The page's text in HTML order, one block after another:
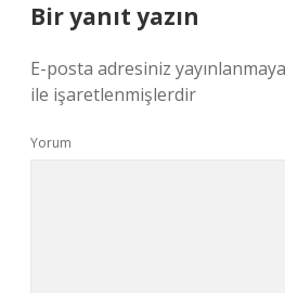
Bir yanıt yazın
E-posta adresiniz
ile işaretlenmişlerdir
Yorum